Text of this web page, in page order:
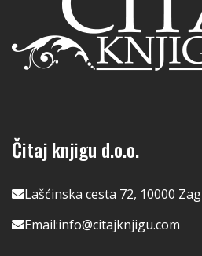
Čitaj knjigu d.o.o.
Lašćinska cesta 72, 10000
Email:info@citajknjigu.com